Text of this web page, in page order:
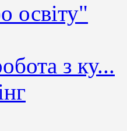
освіту"
з ку...